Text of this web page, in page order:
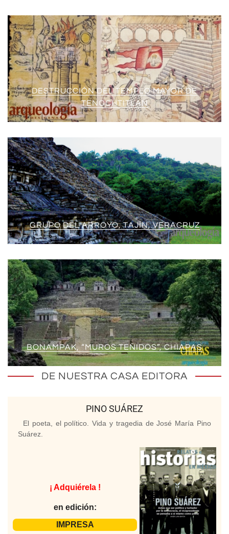
DESTRUCCIÓN DEL TEMPLO MAYOR DE
TENOCHTITLAN
GRUPO DEL ARROYO, TAJÍN, VERACRUZ
BONAMPAK, “MUROS TEÑIDOS”, CHIAPAS
DE NUESTRA CASA EDITORA
PINO SUÁREZ
El poeta, el político. Vida y tragedia de José María Pino
Suárez.
¡ Adquiérela !
en edición:
IMPRESA